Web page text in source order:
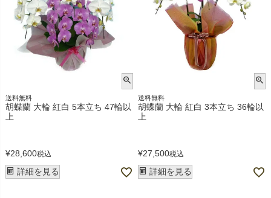
送料無料
胡蝶蘭 大輪 紅白 5本立ち 47輪以
上
¥28,600税込
詳細を見る
送料無料
胡蝶蘭 大輪 紅白 3本立ち 36輪以
上
¥27,500税込
詳細を見る